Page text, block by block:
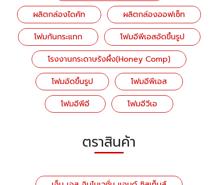
ผลิตกล่องไดคัท
ผลิตกล่องออฟเซ็ท
โฟมกันกระแทก
โฟมอีพีเอสอัดขึ้นรูป
โรงงานกระดาษรังผึ้ง(Honey Comp)
โฟมอัดขึ้นรูป
โฟมอีพีเอส
โฟมอีพีอี
โฟมอีวีเอ
ตราสินค้า